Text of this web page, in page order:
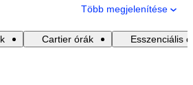
Több megjelenítése
Cartier órák Esszenciális